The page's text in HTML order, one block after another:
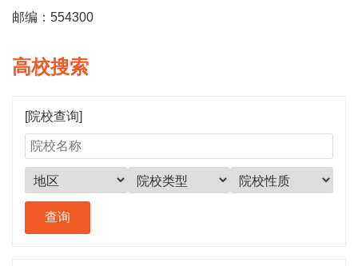
邮编：554300
高校搜索
[院校查询]